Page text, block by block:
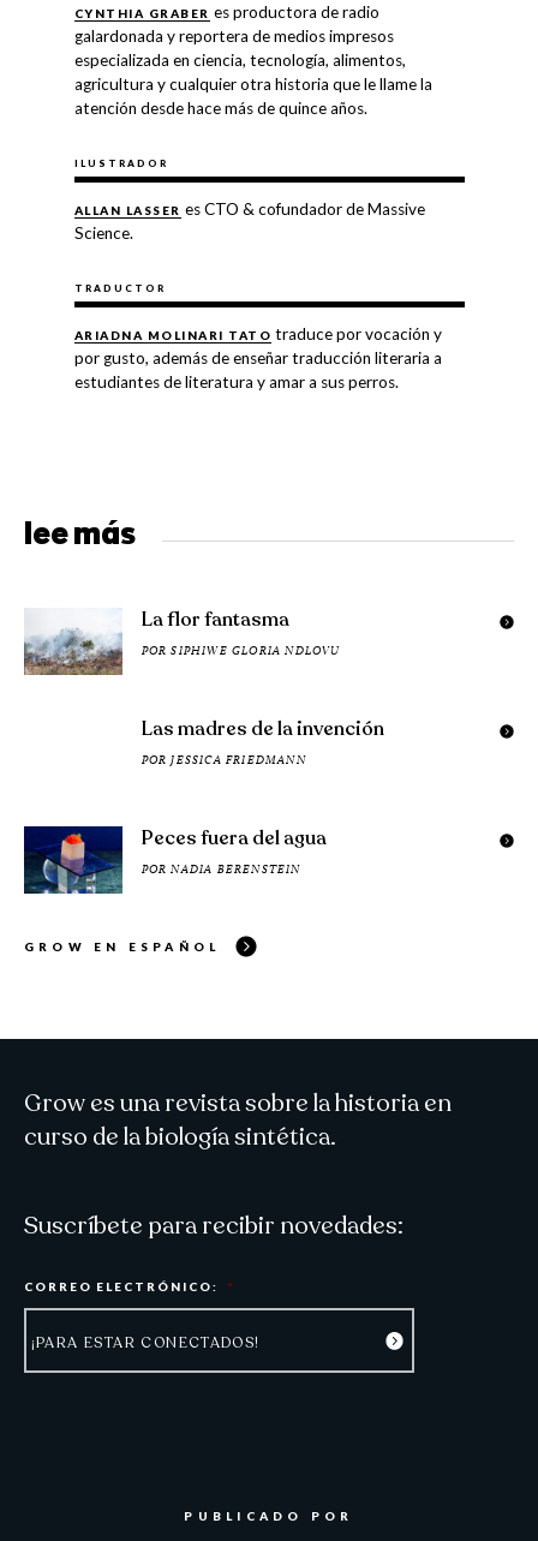
CYNTHIA GRABER es productora de radio
galardonada y reportera de medios impresos
especializada en ciencia, tecnología, alimentos,
agricultura y cualquier otra historia que le llame la
atención desde hace más de quince años.
ILUSTRADOR
ALLAN LASSER es CTO & cofundador de Massive
Science.
TRADUCTOR
ARIADNA MOLINARI TATO traduce por vocación y
por gusto, además de enseñar traducción literaria a
estudiantes de literatura y amar a sus perros.
lee más
La flor fantasma
PORSIPHIWE GLORIA NDLOVU
Las madres de la invención
PORJESSICA FRIEDMANN
Peces fuera del agua
PORNADIA BERENSTEIN
GROW EN ESPAÑOL
Grow es una revista sobre la historia en
curso de la biología sintética.
Suscríbete para recibir novedades:
CORREO ELECTRÓNICO: *
PUBLICADO POR